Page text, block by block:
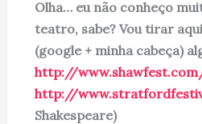
Olha… eu não conheço
teatro, sabe? Vou tirar
(google + minha cabeça)
http://
http://
Shakespeare)